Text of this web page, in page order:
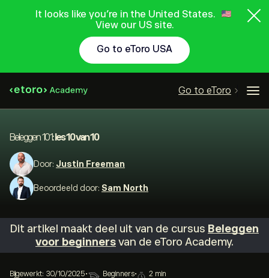
It looks like you're in the United States.
View our US site.
Go to eToro USA
Go to eToro
Beleggen 101: les 10 van 10
Door: Justin Freeman
Beoordeeld door: Sam North
Dit artikel maakt deel uit van de cursus Beleggen
voor beginners van de eToro Academy.
Bijgewerkt: 30/10/2025• Beginners• 2 min